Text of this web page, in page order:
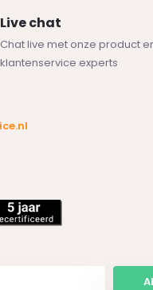
Live chat
Chat live met onze product
klantenservice experts